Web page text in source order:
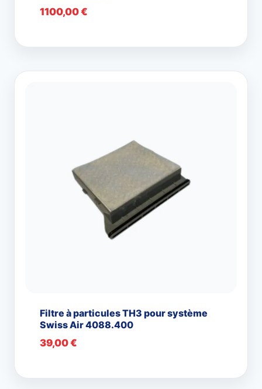
1100,00€
Filtre à particules TH3 pour système
Swiss Air 4088.400
39,00€